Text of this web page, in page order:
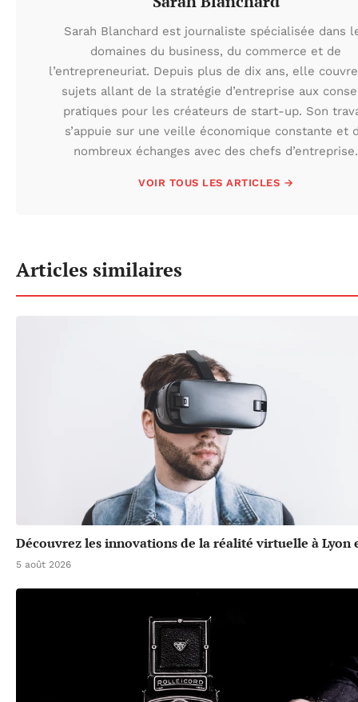
Sarah Blanchard est journaliste spécialisée dans
domaines du business, du commerce et de
l’entrepreneuriat. Depuis plus de dix ans, elle
sujets allant de la stratégie d’entreprise aux
pratiques pour les créateurs de start-up. Son
s’appuie sur une veille économique constante et
nombreux échanges avec des chefs d’entreprise.
VOIR TOUS LES ARTICLES →
Articles similaires
Découvrez les innovations de la réalité virtuelle à Lyon
5 août 2026